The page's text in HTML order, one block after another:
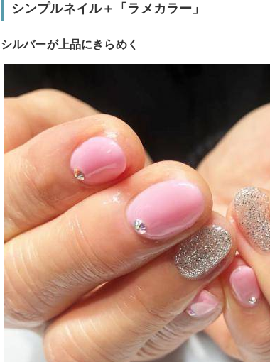
シンプルネイル＋「ラメカラー」
シルバーが上品にきらめく